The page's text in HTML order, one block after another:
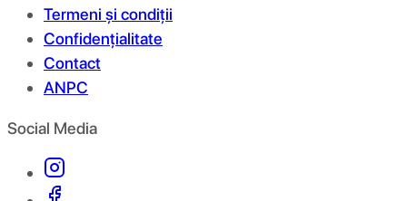
Termeni și condiții
Confidențialitate
Contact
ANPC
Social Media